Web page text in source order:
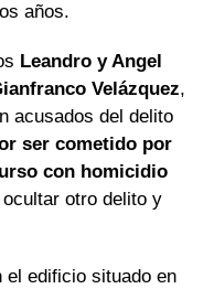
años.
Leandro y Angel
Velázquez,
acusados del delito
ser cometido por
con homicidio
otro delito y
el edificio situado en